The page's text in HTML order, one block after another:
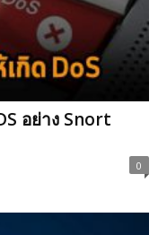
อย่าง Snort
0